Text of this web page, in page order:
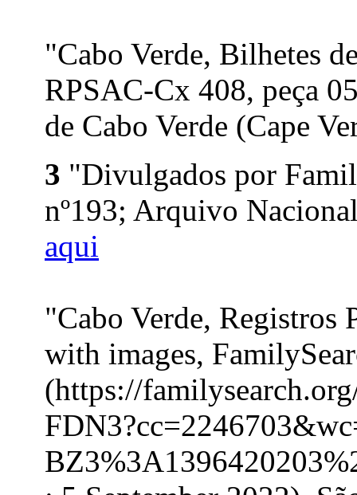
"Cabo Verde, Bilhetes
RPSAC-Cx 408, peça
de Cabo Verde (Cape
3 "Divulgados por
nº193; Arquivo
aqui
"Cabo Verde, Registros
with images,
(https://